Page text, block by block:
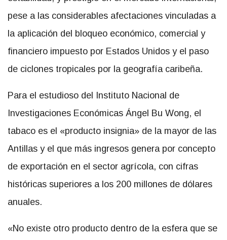
pese a las considerables afectaciones vinculadas a
la aplicación del bloqueo económico, comercial y
financiero impuesto por Estados Unidos y el paso
de ciclones tropicales por la geografía caribeña.
Para el estudioso del Instituto Nacional de
Investigaciones Económicas Ángel Bu Wong, el
tabaco es el «producto insignia» de la mayor de las
Antillas y el que más ingresos genera por concepto
de exportación en el sector agrícola, con cifras
históricas superiores a los 200 millones de dólares
anuales.
«No existe otro producto dentro de la esfera que se